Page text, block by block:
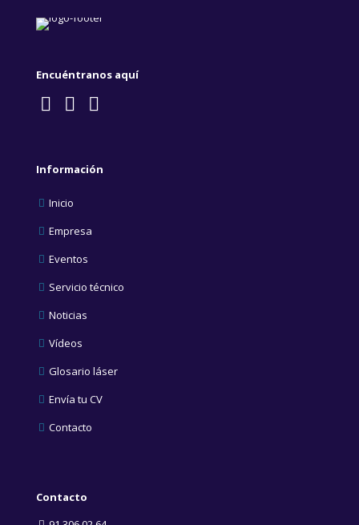
Encuéntranos aquí
Información
Inicio
Empresa
Eventos
Servicio técnico
Noticias
Vídeos
Glosario láser
Envía tu CV
Contacto
Contacto